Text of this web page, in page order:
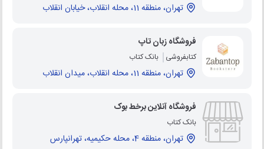
تهران، منطقه 11، محله انقلاب، خیابان انقلاب
فروشگاه زبان تاپ
کتابفروشی بانک کتاب
تهران، منطقه 11، محله انقلاب، میدان انقلاب
فروشگاه آنلاین برخط بوک
بانک کتاب
تهران، منطقه 4، محله حکیمیه، تهرانپارس